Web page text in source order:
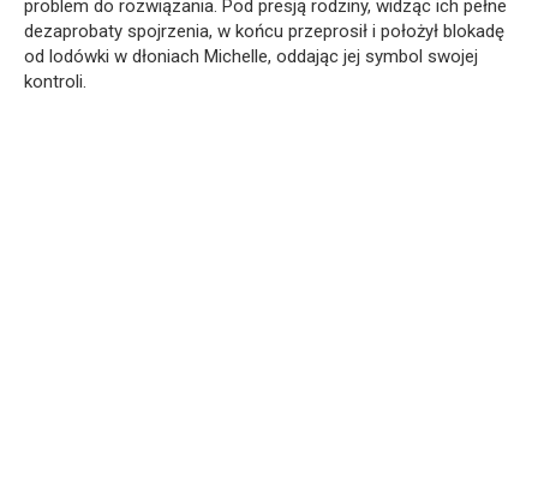
problem do rozwiązania. Pod presją rodziny, widząc ich pełne
dezaprobaty spojrzenia, w końcu przeprosił i położył blokadę
od lodówki w dłoniach Michelle, oddając jej symbol swojej
kontroli.